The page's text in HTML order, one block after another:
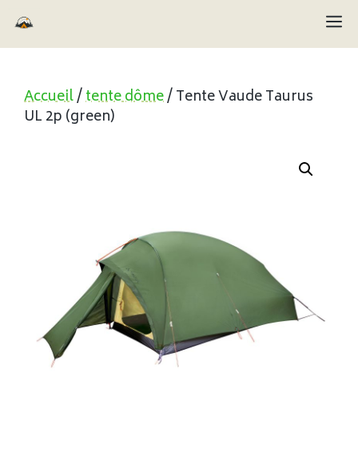
au
contenu
Accueil/tente dôme/ Tente Vaude Taurus
UL 2p (green)